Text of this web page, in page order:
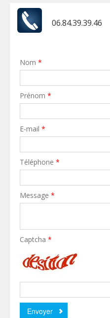
06.84.39.39.46
Nom *
Prénom *
E-mail *
Téléphone *
Message *
Captcha *